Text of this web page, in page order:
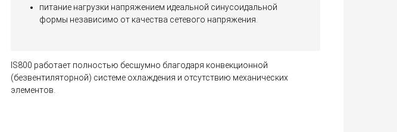
питание нагрузки напряжением идеальной синусоидальной
формы независимо от качества сетевого напряжения.
IS800 работает полностью бесшумно благодаря конвекционной
(безвентиляторной) системе охлаждения и отсутствию механических
элементов.